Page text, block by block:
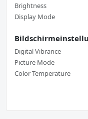
Brightness
Display Mode
Digital Vibrance
Picture Mode
Color Temperature